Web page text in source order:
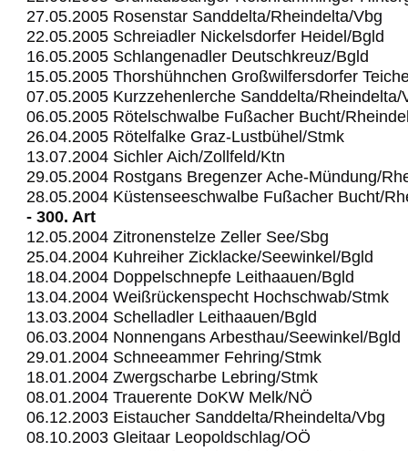
27.05.2005 Rosenstar Sanddelta/Rheindelta/Vbg
22.05.2005 Schreiadler Nickelsdorfer Heidel/Bgld
16.05.2005 Schlangenadler Deutschkreuz/Bgld
15.05.2005 Thorshühnchen Großwilfersdorfer
07.05.2005 Kurzzehenlerche Sanddelta/Rheindelta/
06.05.2005 Rötelschwalbe Fußacher Bucht/
26.04.2005 Rötelfalke Graz-Lustbühel/Stmk
13.07.2004 Sichler Aich/Zollfeld/Ktn
29.05.2004 Rostgans Bregenzer Ache-Mündung/
28.05.2004 Küstenseeschwalbe Fußacher Bucht/
- 300. Art
12.05.2004 Zitronenstelze Zeller See/Sbg
25.04.2004 Kuhreiher Zicklacke/Seewinkel/Bgld
18.04.2004 Doppelschnepfe Leithaauen/Bgld
13.04.2004 Weißrückenspecht Hochschwab/Stmk
13.03.2004 Schelladler Leithaauen/Bgld
06.03.2004 Nonnengans Arbesthau/Seewinkel/Bgld
29.01.2004 Schneeammer Fehring/Stmk
18.01.2004 Zwergscharbe Lebring/Stmk
08.01.2004 Trauerente DoKW Melk/NÖ
06.12.2003 Eistaucher Sanddelta/Rheindelta/Vbg
08.10.2003 Gleitaar Leopoldschlag/OÖ